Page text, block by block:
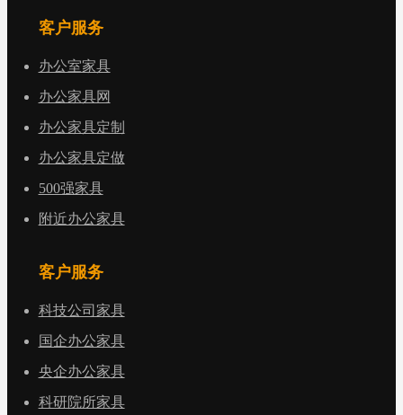
客户服务
办公室家具
办公家具网
办公家具定制
办公家具定做
500强家具
附近办公家具
客户服务
科技公司家具
国企办公家具
央企办公家具
科研院所家具